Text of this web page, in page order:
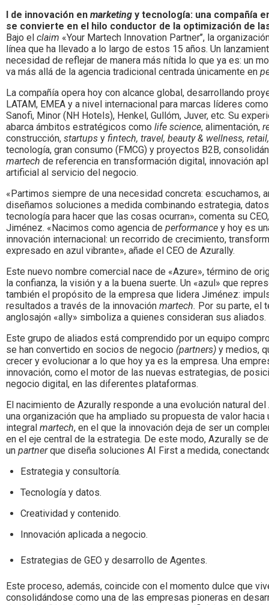
l de innovación en marketing y tecnología: una compañía
se convierte en el hilo conductor de la optimización de
Bajo el claim «Your Martech Innovation Partner’’, la
línea que ha llevado a lo largo de estos 15 años. Un
necesidad de reflejar de manera más nítida lo que ya es: un
va más allá de la agencia tradicional centrada únicamente en
La compañía opera hoy con alcance global, desarrollando
LATAM, EMEA y a nivel internacional para marcas líderes
Sanofi, Minor (NH Hotels), Henkel, Gullóm, Juver, etc. Su
abarca ámbitos estratégicos como life science, alimentación,
construcción, startups y fintech, travel, beauty & wellness, retail,
tecnología, gran consumo (FMCG) y proyectos B2B,
martech de referencia en transformación digital, innovación
artificial al servicio del negocio.
«Partimos siempre de una necesidad concreta: escuchamos,
diseñamos soluciones a medida combinando estrategia,
tecnología para hacer que las cosas ocurran», comenta su
Jiménez. «Nacimos como agencia de performance y hoy es
innovación internacional: un recorrido de crecimiento,
expresado en azul vibrante», añade el CEO de Azurally.
Este nuevo nombre comercial nace de «Azure», término de
la confianza, la visión y a la buena suerte. Un «azul» que
también el propósito de la empresa que lidera Jiménez:
resultados a través de la innovación martech. Por su parte, el
anglosajón «ally» simboliza a quienes consideran sus aliados.
Este grupo de aliados está comprendido por un equipo
se han convertido en socios de negocio (partners) y medios,
crecer y evolucionar a lo que hoy ya es la empresa. Una
innovación, como el motor de las nuevas estrategias, de
negocio digital, en las diferentes plataformas.
El nacimiento de Azurally responde a una evolución natural del
una organización que ha ampliado su propuesta de valor hacia
integral martech, en el que la innovación deja de ser un
en el eje central de la estrategia. De este modo, Azurally se
un partnerque diseña soluciones AI First a medida,
Estrategia y consultoría.
Tecnología y datos.
Creatividad y contenido.
Innovación aplicada a negocio.
Estrategias de GEO y desarrollo de Agentes.
Este proceso, además, coincide con el momento dulce que
consolidándose como una de las empresas pioneras en